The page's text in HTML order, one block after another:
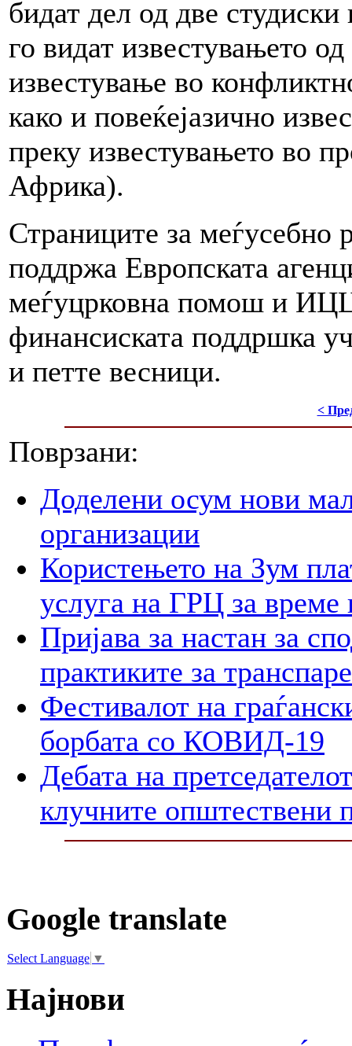
бидат дел од две
го видат известувањето
известување во
како и повеќејазично
преку известувањето во
Африка).
Страниците за меѓусебно
поддржа Европската
меѓуцрковна помош и
финансиската поддршка
и петте весници.
<
Поврзани:
Доделени осум нови
организации
Користењето на Зум
услуга на ГРЦ за време
Пријава за настан за
практиките за
Фестивалот на
борбата со КОВИД-19
Дебата на
клучните општествени
Google translate
Select Language ▼
Најнови